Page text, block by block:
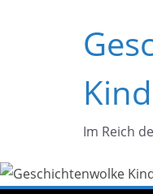
Im Reich